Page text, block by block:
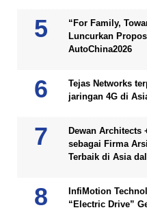
“For Family,
Luncurkan
AutoChina2026
Tejas Networks
jaringan 4G di
Dewan Architects
sebagai Firma
Terbaik di Asia
InfiMotion
“Electric Drive”